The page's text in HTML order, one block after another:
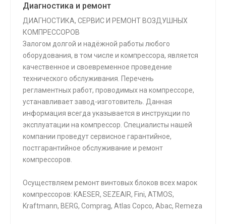
Диагностика и ремонт
ДИАГНОСТИКА, СЕРВИС И РЕМОНТ ВОЗДУШНЫХ
КОМПРЕССОРОВ
Залогом долгой и надёжной работы любого
оборудования, в том числе и компрессора, является
качественное и своевременное проведение
технического обслуживания. Перечень
регламентных работ, проводимых на компрессоре,
устанавливает завод-изготовитель. Данная
информация всегда указывается в инструкции по
эксплуатации на компрессор. Специалисты нашей
компании проведут сервисное гарантийное,
постгарантийное обслуживание и ремонт
компрессоров.
Осуществляем ремонт винтовых блоков всех марок
компрессоров: KAESER, SEZEAIR, Fini, ATMOS,
Kraftmann, BERG, Comprag, Atlas Copco, Abac, Remeza